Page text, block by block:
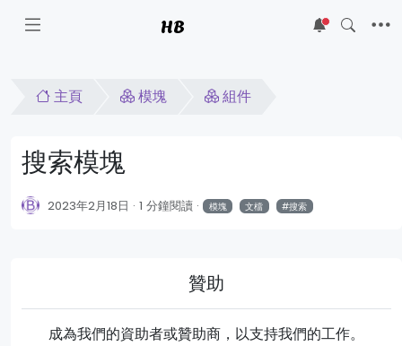
HB 5
主頁 模塊 組件
搜索模塊
2023年2月18日 1 分鐘閱讀 模塊 文檔 搜索
贊助
成為我們的資助者或贊助商，以支持我們的工作。